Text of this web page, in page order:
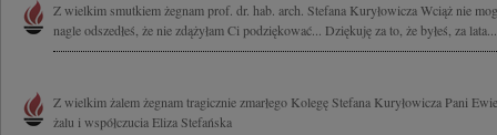
Z wielkim smutkiem żegnam prof. dr. hab. arch. Stefana Kuryłowicza Wciąż nie
nagle odszedłeś, że nie zdążyłam Ci podziękować... Dziękuję za to, że byłeś, za lata...
Z wielkim żalem żegnam tragicznie zmarłego Kolegę Stefana Kuryłowicza Pani
żalu i współczucia Eliza Stefańska